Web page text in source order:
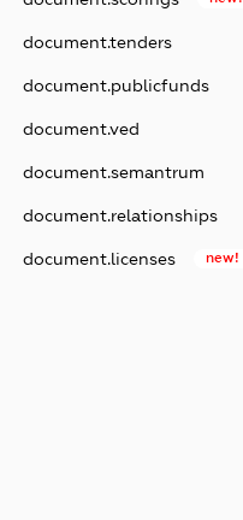
document.tenders
document.publicfunds
document.ved
document.semantrum
document.relationships
document.licenses new!